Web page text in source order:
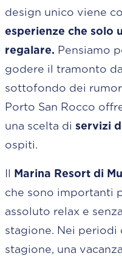
design unico viene
esperienze che solo
regalare. Pensiamo
godere il tramonto
sottofondo dei
Porto San Rocco
una scelta di servizi
ospiti.
Il Marina Resort di
che sono importanti
assoluto relax e
stagione. Nei periodi
stagione, una